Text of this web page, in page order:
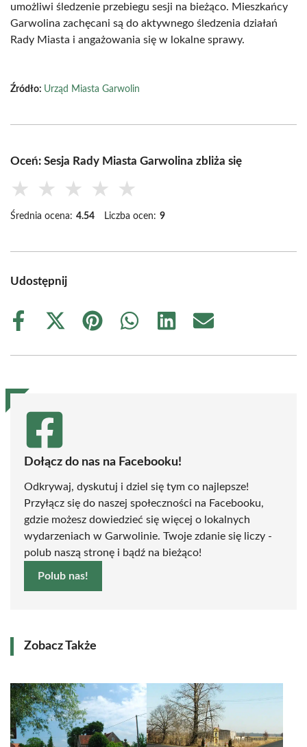
umożliwi śledzenie przebiegu sesji na bieżąco. Mieszkańcy
Garwolina zachęcani są do aktywnego śledzenia działań
Rady Miasta i angażowania się w lokalne sprawy.
Źródło: Urząd Miasta Garwolin
Oceń: Sesja Rady Miasta Garwolina zbliża się
★ ★ ★ ★ ★
Średnia ocena: 4.54 Liczba ocen: 9
Udostępnij
Share
Share
(Twitter)
Share
Share
Share
Share
Dołącz do nas na Facebooku!
Odkrywaj, dyskutuj i dziel się tym co najlepsze!
Przyłącz się do naszej społeczności na Facebooku,
gdzie możesz dowiedzieć się więcej o lokalnych
wydarzeniach w Garwolinie. Twoje zdanie się liczy -
polub naszą stronę i bądź na bieżąco!
Polub nas!
Zobacz Także